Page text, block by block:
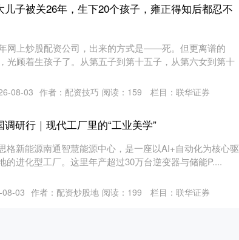
子被关26年，生下20个孩子，雍正得知后都忍不
网上炒股配资公司，出来的方式是——死。但更离谱的
光顾着生孩子了。从第五子到第十五子，从第六女到第十
08-03 作者：配资技巧 阅读： 159 栏目： 联华证券
研行｜现代工厂里的“工业美学”
格新能源南通智慧能源中心，是一座以AI+自动化为核心驱
的进化型工厂。这里年产超过30万台逆变器与储能P....
08-03 作者：配资炒股地 阅读： 199 栏目： 联华证券